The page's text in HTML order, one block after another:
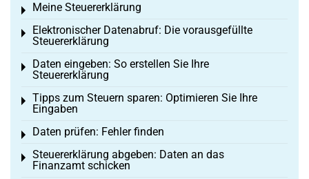
Meine Steuererklärung
Toggle menu
Elektronischer Datenabruf: Die vorausgefüllte
Steuererklärung
Toggle menu
Daten eingeben: So erstellen Sie Ihre
Steuererklärung
Toggle menu
Tipps zum Steuern sparen: Optimieren Sie Ihre
Eingaben
Toggle menu
Daten prüfen: Fehler finden
Toggle menu
Steuererklärung abgeben: Daten an das
Finanzamt schicken
Toggle menu